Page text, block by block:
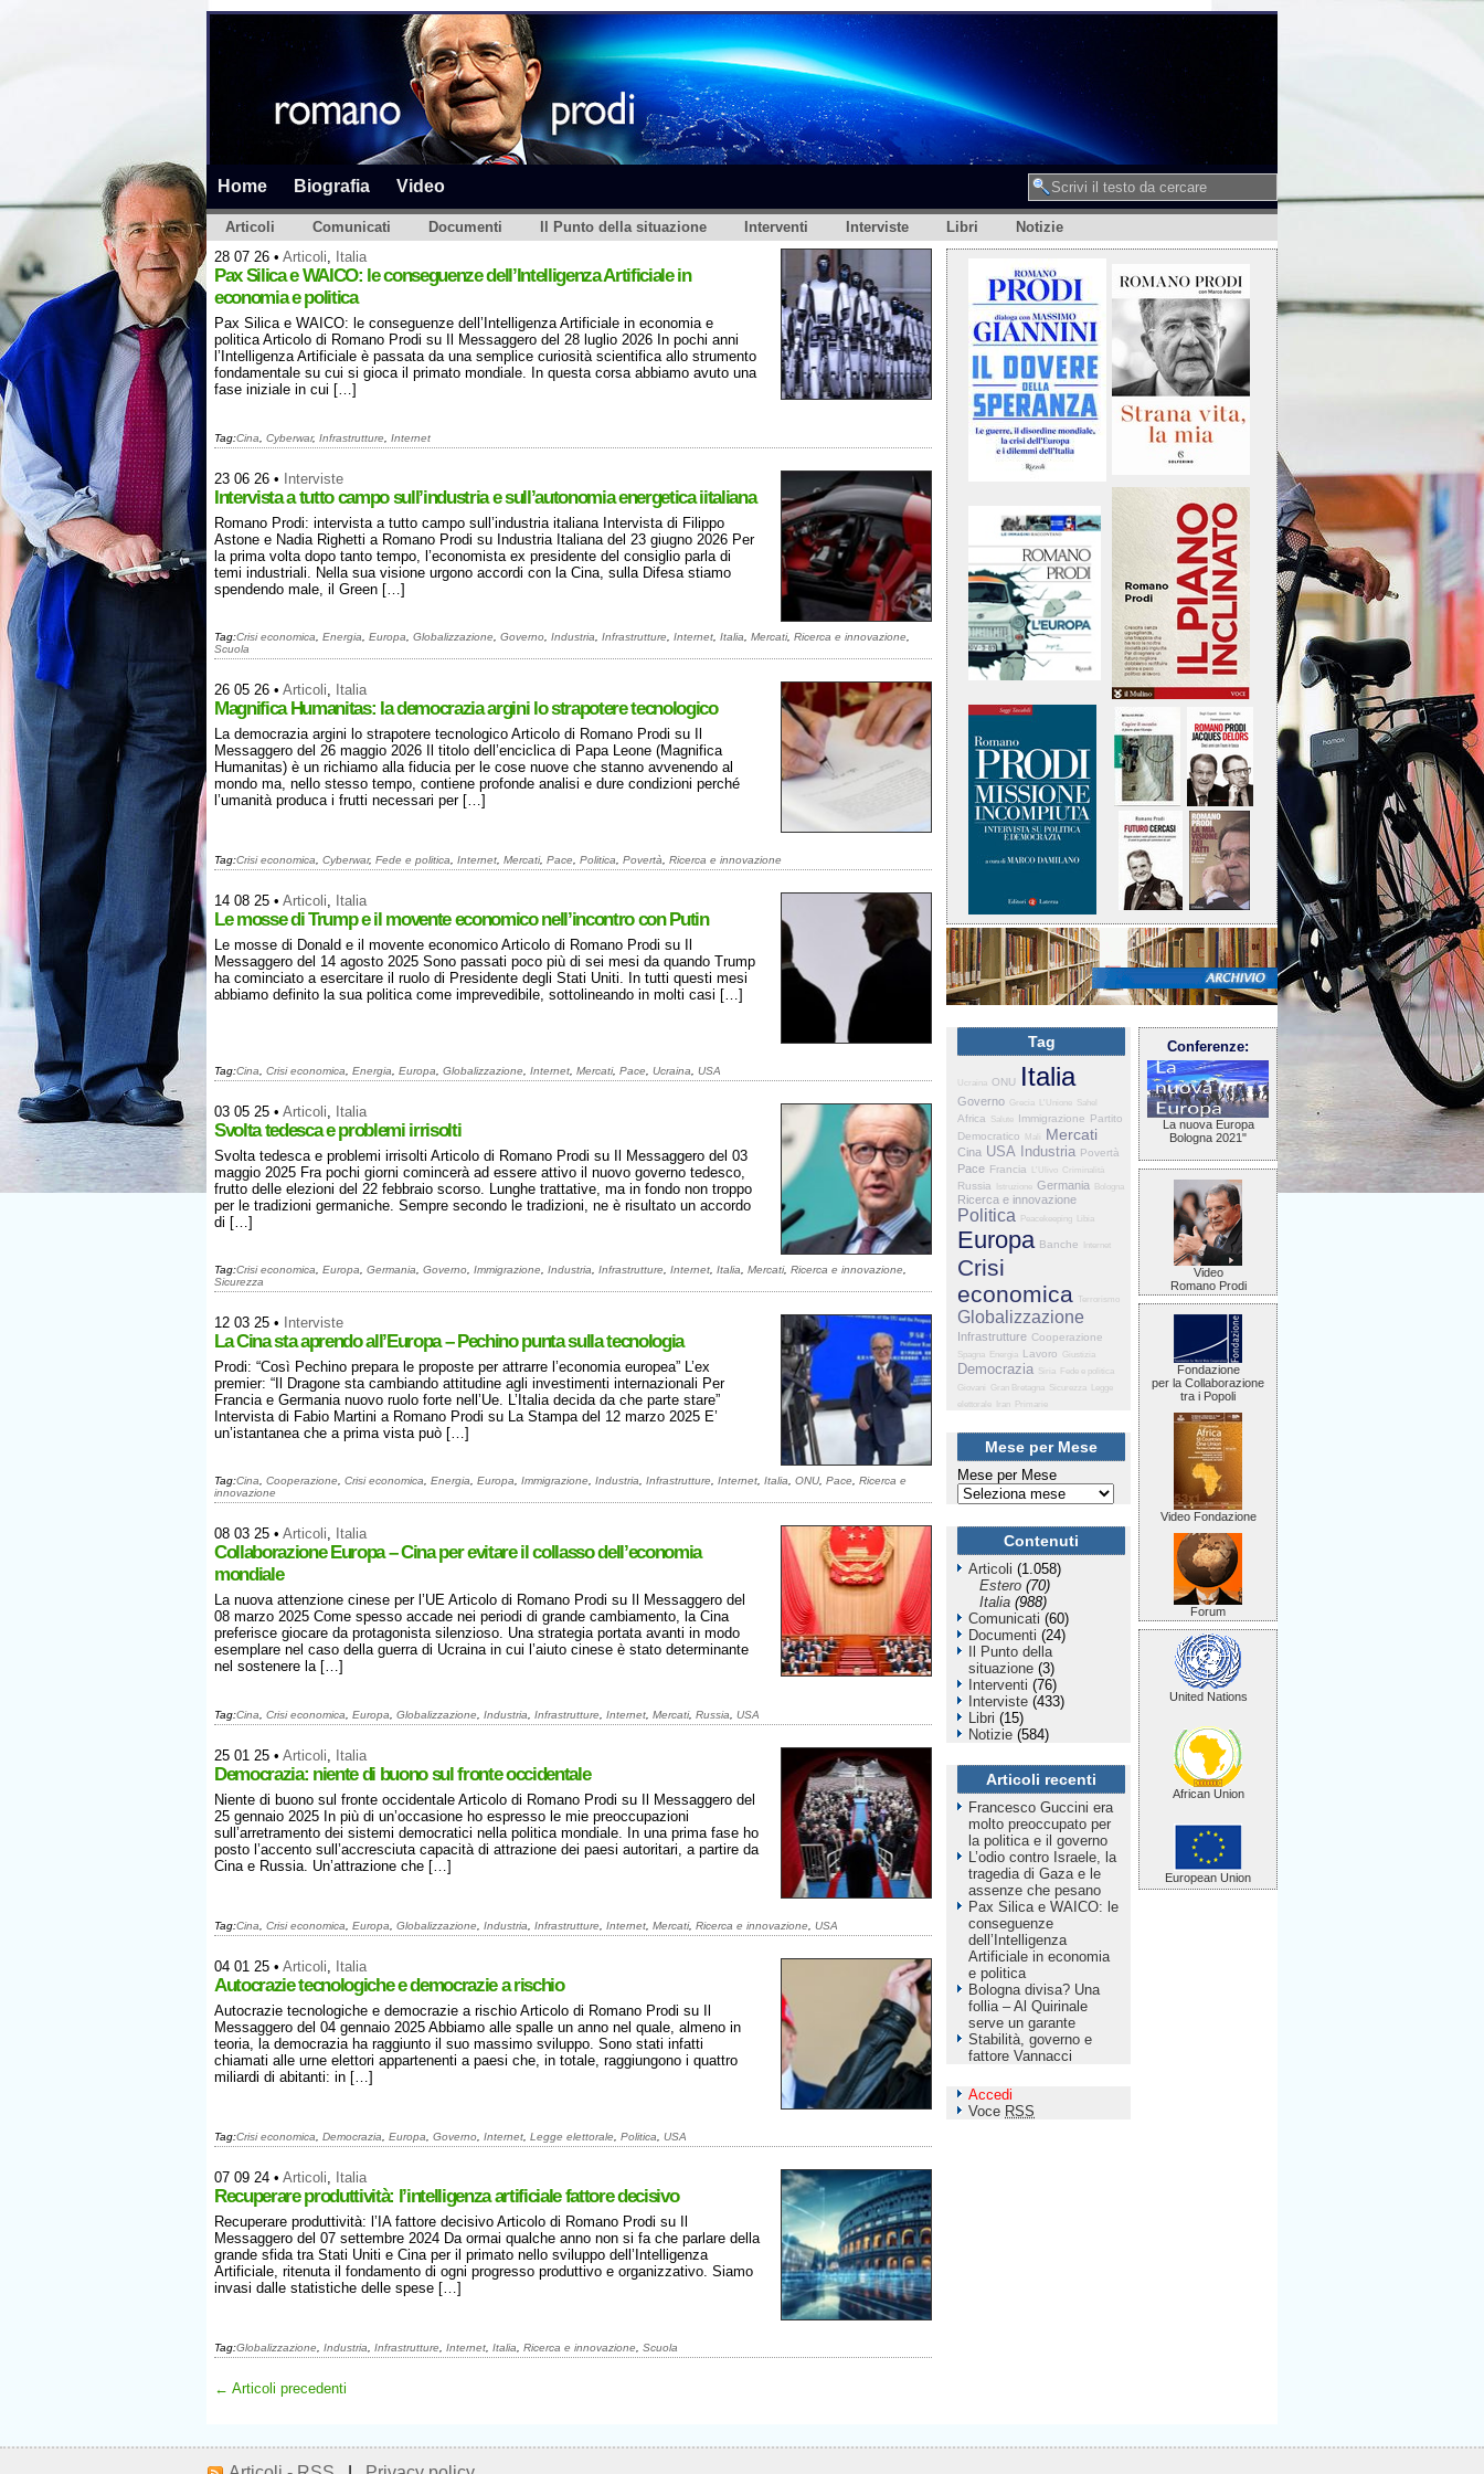
Home Biografia Video
Articoli Comunicati Documenti Il Punto della situazione Interventi Interviste Libri
Notizie
28 07 26 • Articoli, Italia
Pax Silica e WAICO: le conseguenze dell’Intelligenza Artificiale in
economia e politica
Pax Silica e WAICO: le conseguenze dell’Intelligenza Artificiale in economia e
politica Articolo di Romano Prodi su Il Messaggero del 28 luglio 2026 In pochi anni
l’Intelligenza Artificiale è passata da una semplice curiosità scientifica allo strumento
fondamentale su cui si gioca il primato mondiale. In questa corsa abbiamo avuto una
fase iniziale in cui […]
Tag:Cina Cyberwar, Infrastrutture Internet
23 06 26 • Interviste
Intervista a tutto campo sull’industria e sull’autonomia energetica iitaliana
Romano Prodi: intervista a tutto campo sull’industria italiana Intervista di Filippo
Astone e Nadia Righetti a Romano Prodi su Industria Italiana del 23 giugno 2026 Per
la prima volta dopo tanto tempo, l’economista ex presidente del consiglio parla di
temi industriali. Nella sua visione urgono accordi con la Cina, sulla Difesa stiamo
spendendo male, il Green […]
Tag:Crisi economica Energia Europa Globalizzazione Governo Industria Infrastrutture Internet Italia Mercati, Ricerca e innovazione
Scuola
26 05 26 • Articoli, Italia
Magnifica Humanitas: la democrazia argini lo strapotere tecnologico
La democrazia argini lo strapotere tecnologico Articolo di Romano Prodi su Il
Messaggero del 26 maggio 2026 Il titolo dell’enciclica di Papa Leone (Magnifica
Humanitas) è un richiamo alla fiducia per le cose nuove che stanno avvenendo al
mondo ma, nello stesso tempo, contiene profonde analisi e dure condizioni perché
l’umanità produca i frutti necessari per […]
Tag:Crisi economica Cyberwar, Fede e politica Internet Mercati, Pace Politica Povertà Ricerca e innovazione
14 08 25 • Articoli, Italia
Le mosse di Trump e il movente economico nell’incontro con Putin
Le mosse di Donald e il movente economico Articolo di Romano Prodi su Il
Messaggero del 14 agosto 2025 Sono passati poco più di sei mesi da quando Trump
ha cominciato a esercitare il ruolo di Presidente degli Stati Uniti. In tutti questi mesi
abbiamo definito la sua politica come imprevedibile, sottolineando in molti casi […]
Tag:Cina Crisi economica Energia Europa Globalizzazione Internet Mercati, Pace Ucraina USA
03 05 25 • Articoli, Italia
Svolta tedesca e problemi irrisolti
Svolta tedesca e problemi irrisolti Articolo di Romano Prodi su Il Messaggero del 03
maggio 2025 Fra pochi giorni comincerà ad essere attivo il nuovo governo tedesco,
frutto delle elezioni del 22 febbraio scorso. Lunghe trattative, ma in fondo non troppo
per le tradizioni germaniche. Sempre secondo le tradizioni, ne è risultato un accordo
di […]
Tag:Crisi economica Europa Germania Governo Immigrazione Industria Infrastrutture Internet Italia Mercati, Ricerca e innovazione
Sicurezza
12 03 25 • Interviste
La Cina sta aprendo all’Europa – Pechino punta sulla tecnologia
Prodi: “Così Pechino prepara le proposte per attrarre l’economia europea” L’ex
premier: “Il Dragone sta cambiando attitudine agli investimenti internazionali Per
Francia e Germania nuovo ruolo forte nell’Ue. L’Italia decida da che parte stare”
Intervista di Fabio Martini a Romano Prodi su La Stampa del 12 marzo 2025 E’
un’istantanea che a prima vista può […]
Tag:Cina Cooperazione Crisi economica Energia Europa Immigrazione Industria Infrastrutture Internet Italia ONU, Pace
Ricerca e
innovazione
08 03 25 • Articoli, Italia
Collaborazione Europa – Cina per evitare il collasso dell’economia
mondiale
La nuova attenzione cinese per l’UE Articolo di Romano Prodi su Il Messaggero del
08 marzo 2025 Come spesso accade nei periodi di grande cambiamento, la Cina
preferisce giocare da protagonista silenzioso. Una strategia portata avanti in modo
esemplare nel caso della guerra di Ucraina in cui l’aiuto cinese è stato determinante
nel sostenere la […]
Tag:Cina Crisi economica Europa Globalizzazione Industria Infrastrutture Internet Mercati, Russia USA
25 01 25 • Articoli, Italia
Democrazia: niente di buono sul fronte occidentale
Niente di buono sul fronte occidentale Articolo di Romano Prodi su Il Messaggero del
25 gennaio 2025 In più di un’occasione ho espresso le mie preoccupazioni
sull’arretramento dei sistemi democratici nella politica mondiale. In una prima fase ho
posto l’accento sull’accresciuta capacità di attrazione dei paesi autoritari, a partire da
Cina e Russia. Un’attrazione che […]
Tag:Cina Crisi economica Europa Globalizzazione Industria Infrastrutture Internet Mercati, Ricerca e innovazione USA
04 01 25 • Articoli, Italia
Autocrazie tecnologiche e democrazie a rischio
Autocrazie tecnologiche e democrazie a rischio Articolo di Romano Prodi su Il
Messaggero del 04 gennaio 2025 Abbiamo alle spalle un anno nel quale, almeno in
teoria, la democrazia ha raggiunto il suo massimo sviluppo. Sono stati infatti
chiamati alle urne elettori appartenenti a paesi che, in totale, raggiungono i quattro
miliardi di abitanti: in […]
Tag:Crisi economica Democrazia Europa Governo Internet Legge elettorale Politica USA
07 09 24 • Articoli, Italia
Recuperare produttività: l’intelligenza artificiale fattore decisivo
Recuperare produttività: l’IA fattore decisivo Articolo di Romano Prodi su Il
Messaggero del 07 settembre 2024 Da ormai qualche anno non si fa che parlare della
grande sfida tra Stati Uniti e Cina per il primato nello sviluppo dell’Intelligenza
Artificiale, ritenuta il fondamento di ogni progresso produttivo e organizzativo. Siamo
invasi dalle statistiche delle spese […]
Tag:Globalizzazione Industria Infrastrutture Internet Italia Ricerca e innovazione Scuola
← Articoli precedenti
Tag
Ucraina ONU Italia
Governo Grecia L'Unione Sahel
Africa Salute Immigrazione Partito
Democratico
Mali Mercati
Cina USA Industria Povertà
Pace Francia L'Ulivo Criminalità
Russia Istruzione Germania Bologna
Ricerca e innovazione
Politica Peacekeeping Libia
Europa Banche Internet
Crisi
economica
Terrorismo
Globalizzazione
Infrastrutture Cooperazione
Spagna Energia Lavoro Giustizia
Democrazia Siria
Fede e politica
Giovani
Gran Bretagna Sicurezza
Legge
elettorale
Iran Primarie
Mese per Mese
Mese per Mese
Contenuti
Articoli (1.058)
Estero (70)
Italia (988)
Comunicati (60)
Documenti (24)
Il Punto della
situazione (3)
Interventi (76)
Interviste (433)
Libri (15)
Notizie (584)
Articoli recenti
Francesco Guccini era
molto preoccupato per
la politica e il governo
L’odio contro Israele, la
tragedia di Gaza e le
assenze che pesano
Pax Silica e WAICO: le
conseguenze
dell’Intelligenza
Artificiale in economia
e politica
Bologna divisa? Una
follia – Al Quirinale
serve un garante
Stabilità, governo e
fattore Vannacci
Accedi
Voce RSS
Conferenze:
La nuova Europa
Bologna 2021"
Video
Romano Prodi
Fondazione
per la Collaborazione
tra i Popoli
Video Fondazione
Forum
United Nations
African Union
European Union